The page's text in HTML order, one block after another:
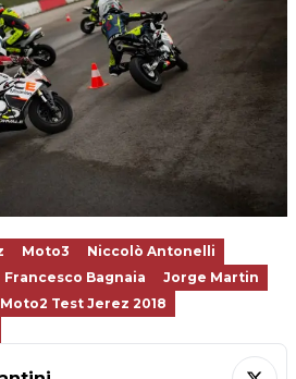
Moto3
Niccolò Antonelli
Francesco Bagnaia
Jorge Martin
Moto2 Test Jerez 2018